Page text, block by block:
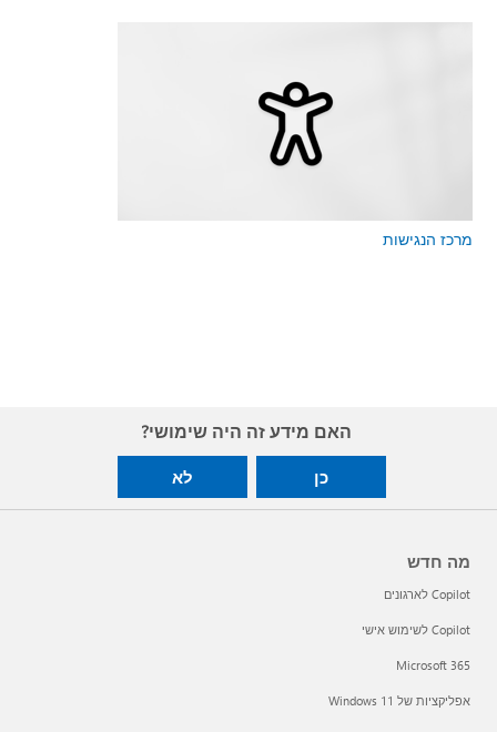
מרכז הנגישות
האם מידע זה היה שימושי?
כן לא
מה חדש
Copilot לארגונים
Copilot לשימוש אישי
Microsoft 365
אפליקציות של Windows 11‏